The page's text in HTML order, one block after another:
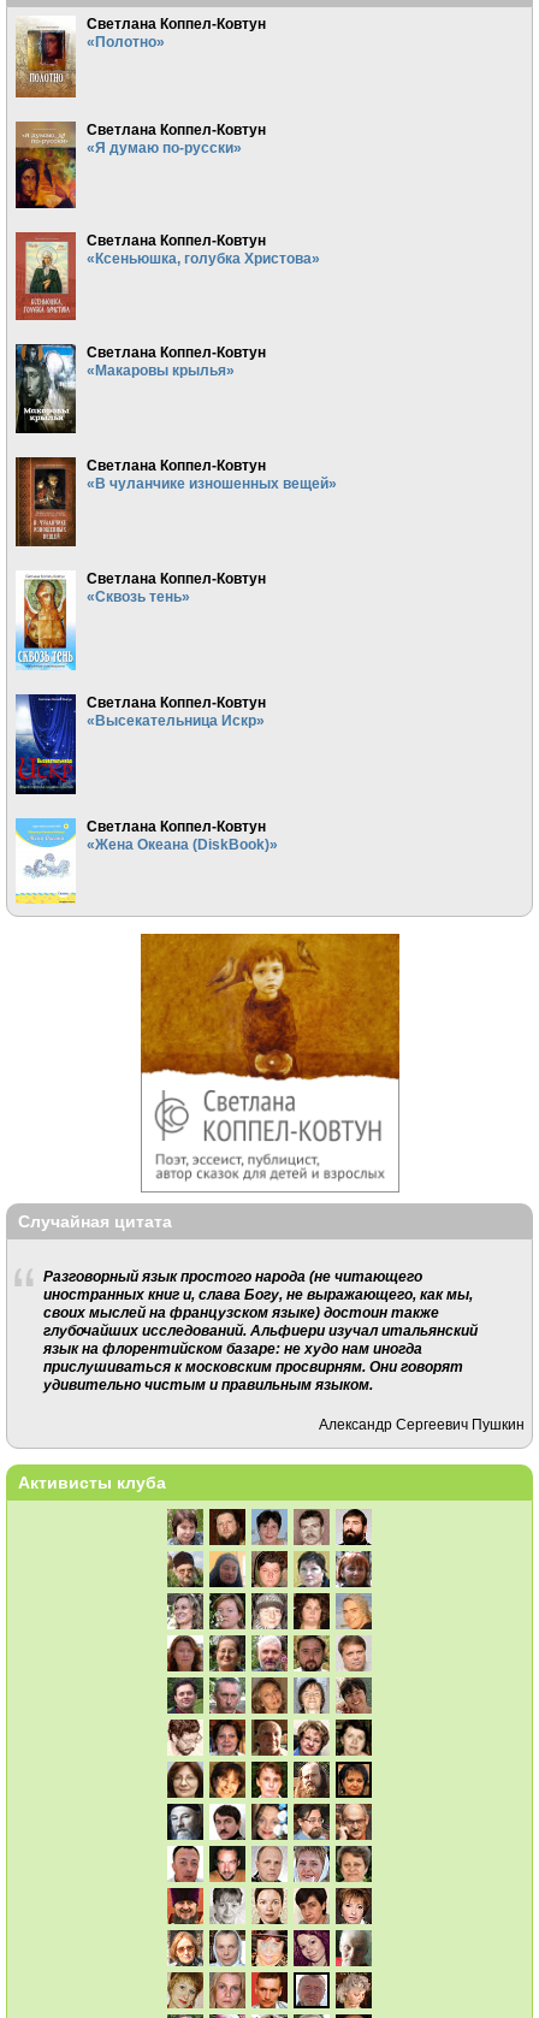
Светлана Коппел-Ковтун
«Полотно»
Светлана Коппел-Ковтун
«Я думаю по-русски»
Светлана Коппел-Ковтун
«Ксеньюшка, голубка Христова»
Светлана Коппел-Ковтун
«Макаровы крылья»
Светлана Коппел-Ковтун
«В чуланчике изношенных вещей»
Светлана Коппел-Ковтун
«Сквозь тень»
Светлана Коппел-Ковтун
«Высекательница Искр»
Светлана Коппел-Ковтун
«Жена Океана (DiskBook)»
Случайная цитата
Разговорный язык простого народа (не читающего
иностранных книг и, слава Богу, не выражающего, как мы,
своих мыслей на французском языке) достоин также
глубочайших исследований. Альфиери изучал итальянский
язык на флорентийском базаре: не худо нам иногда
прислушиваться к московским просвирням. Они говорят
удивительно чистым и правильным языком.
Александр Сергеевич Пушкин
Активисты клуба